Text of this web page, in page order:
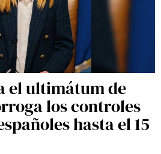
el ultimátum de
los controles
hasta el 15